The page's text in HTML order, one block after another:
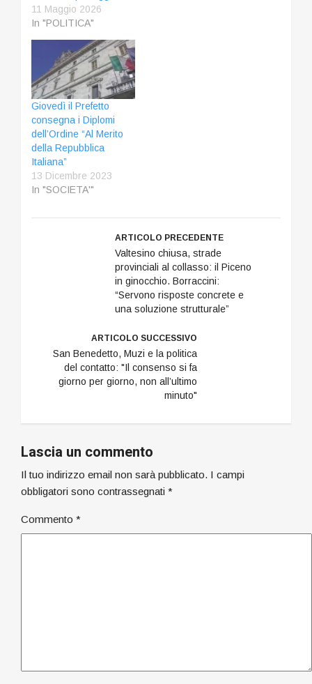
11 Maggio 2026
In "POLITICA"
Giovedì il Prefetto
consegna i Diplomi
dell’Ordine “Al Merito
della Repubblica
Italiana”
13 Dicembre 2023
In "SOCIETA'"
ARTICOLO PRECEDENTE
Valtesino chiusa, strade
provinciali al collasso: il Piceno
in ginocchio. Borraccini:
“Servono risposte concrete e
una soluzione strutturale”
ARTICOLO SUCCESSIVO
San Benedetto, Muzi e la politica
del contatto: "Il consenso si fa
giorno per giorno, non all’ultimo
minuto"
Lascia un commento
Il tuo indirizzo email non sarà pubblicato. I campi
obbligatori sono contrassegnati *
Commento *